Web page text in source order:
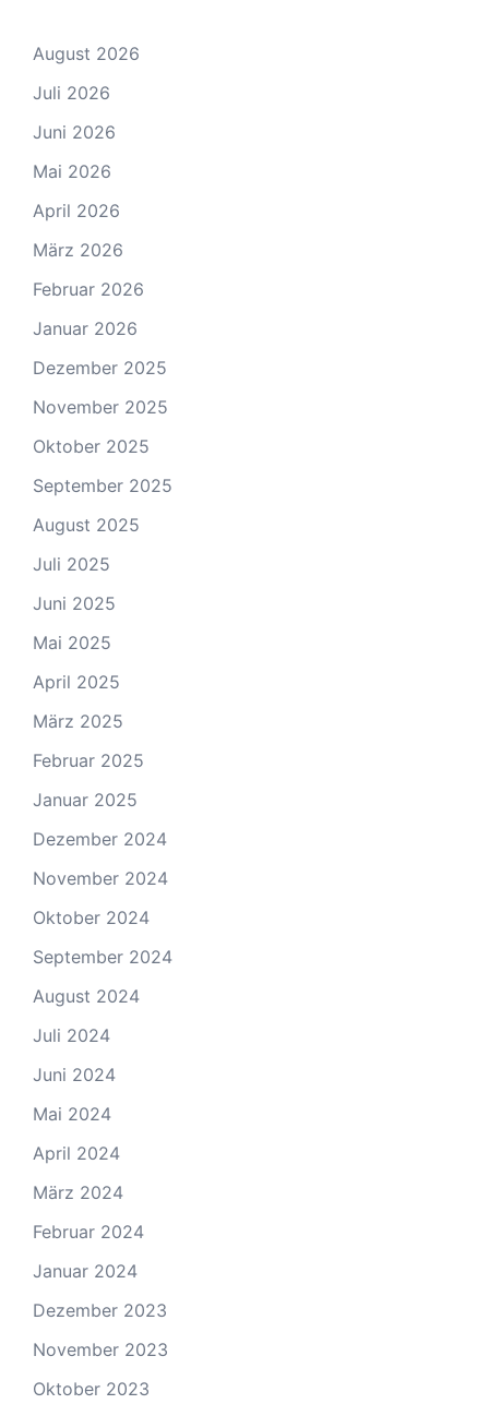
August 2026
Juli 2026
Juni 2026
Mai 2026
April 2026
März 2026
Februar 2026
Januar 2026
Dezember 2025
November 2025
Oktober 2025
September 2025
August 2025
Juli 2025
Juni 2025
Mai 2025
April 2025
März 2025
Februar 2025
Januar 2025
Dezember 2024
November 2024
Oktober 2024
September 2024
August 2024
Juli 2024
Juni 2024
Mai 2024
April 2024
März 2024
Februar 2024
Januar 2024
Dezember 2023
November 2023
Oktober 2023